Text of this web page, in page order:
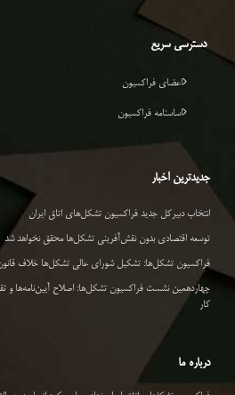
دسترسی سریع
اعضای فراکسیون
اساسنامه فراکسیون
جدیدترین اخبار
انتخاب دبیرکل جدید فراکسیون تشکل‌های اتاق ایران
توسعه اقتصادی بدون نقش‌آفرینی تشکل‌ها محقق نخواهد شد
فراکسیون تشکل‌ها: تشکیل شورای عالی تشکل‌ها خلاف
چهاردهمین نشست فراکسیون تشکل‌ها: اصلاح آیین‌نامه‌ها
کار
درباره ما